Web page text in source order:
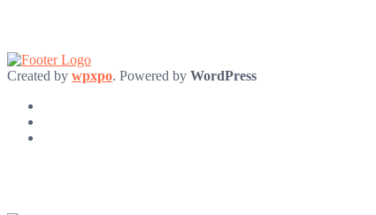
Created by wpxpo. Powered by WordPress